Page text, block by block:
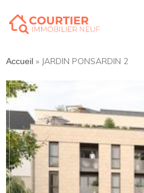
Accueil » JARDIN PONSARDIN 2